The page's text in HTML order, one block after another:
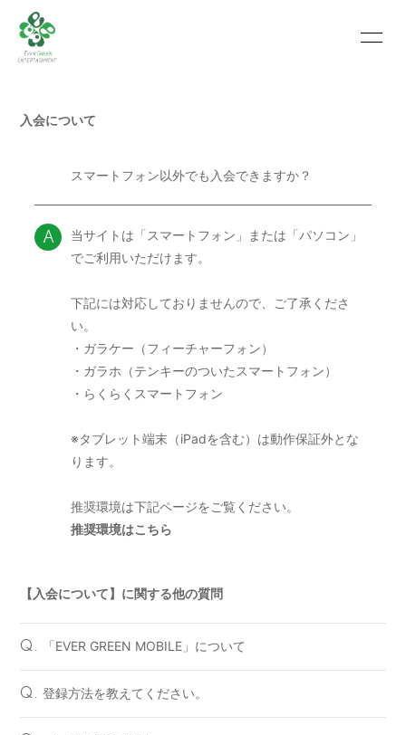
SCHEDULE
VIDEO PHOTO
RECRUIT
ABOUT US
会員登録 ログイン
入会について
スマートフォン以外でも入会できますか？
A
当サイトは「スマートフォン」または「パソコン」
でご利用いただけます。
下記には対応しておりませんので、ご了承くださ
い。
・ガラケー（フィーチャーフォン）
・ガラホ（テンキーのついたスマートフォン）
・らくらくスマートフォン
※タブレット端末（iPadを含む）は動作保証外とな
ります。
推奨環境は下記ページをご覧ください。
推奨環境はこちら
【入会について】に関する他の質問
Q. 「EVER GREEN MOBILE」について
Q. 登録方法を教えてください。